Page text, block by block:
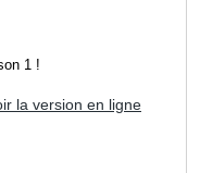
1 !
la version en ligne